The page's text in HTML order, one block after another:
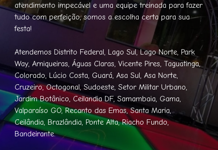
atendimento impecável e uma equipe treinada para fazer
tudo com perfeição, somos a escolha certa para sua
festa!
Atendemos Distrito Federal, Lago Sul, Lago Norte, Park
Way, Arniqueiras, Águas Claras, Vicente Pires, Taguatinga,
Colorado, Lúcio Costa, Guará, Asa Sul, Asa Norte,
Cruzeiro, Octogonal, Sudoeste, Setor Militar Urbano,
Jardim Botânico, Ceilandia DF, Samambaia, Gama,
Valparaíso GO, Recanto das Emas, Santa Maria,
Ceilândia, Brazlândia, Ponte Alta, Riacho Fundo,
Bandeirante.